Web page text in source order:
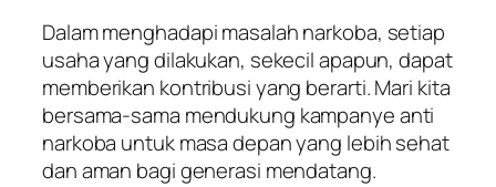
Dalam menghadapi masalah narkoba, setiap
usaha yang dilakukan, sekecil apapun, dapat
memberikan kontribusi yang berarti. Mari kita
bersama-sama mendukung kampanye anti
narkoba untuk masa depan yang lebih sehat
dan aman bagi generasi mendatang.